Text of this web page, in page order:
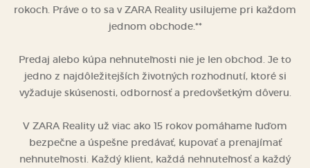
rokoch. Práve o to sa v ZARA Reality usilujeme pri každom
jednom obchode.**
Predaj alebo kúpa nehnuteľnosti nie je len obchod. Je to
jedno z najdôležitejších životných rozhodnutí, ktoré si
vyžaduje skúsenosti, odbornosť a predovšetkým dôveru.
V ZARA Reality už viac ako 15 rokov pomáhame ľuďom
bezpečne a úspešne predávať, kupovať a prenajímať
nehnuteľnosti. Každý klient, každá nehnuteľnosť a každý